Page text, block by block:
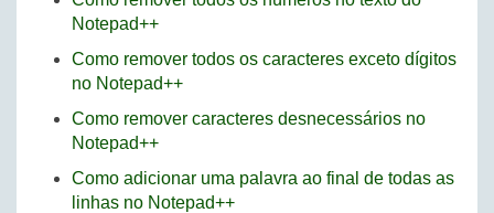
Notepad++
Como remover todos os caracteres exceto dígitos
no Notepad++
Como remover caracteres desnecessários no
Notepad++
Como adicionar uma palavra ao final de todas as
linhas no Notepad++